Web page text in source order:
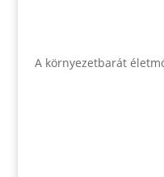
A környezetbarát